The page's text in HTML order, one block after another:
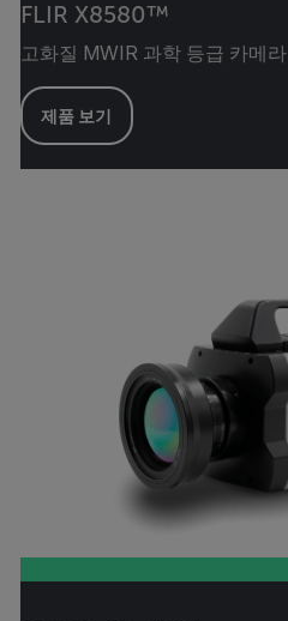
FLIR X8580™
고화질 MWIR 과학 등급 카메라
제품 보기